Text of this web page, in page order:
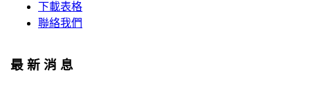
下載表格
聯絡我們
最 新 消 息